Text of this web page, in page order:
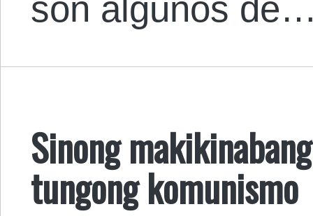
son algunos
Sinong
tungong komunismo